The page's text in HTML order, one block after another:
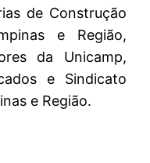
de Construção
e Região,
da Unicamp,
e Sindicato
e Região.